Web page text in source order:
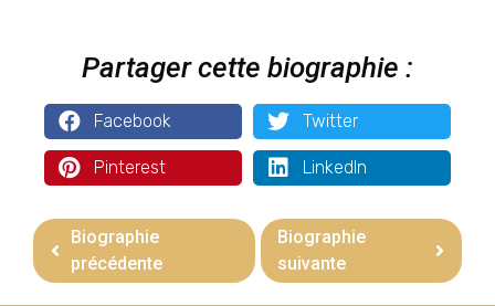
Partager cette biographie :
Facebook Twitter
Pinterest LinkedIn
Biographie
précédente
Biographie
suivante